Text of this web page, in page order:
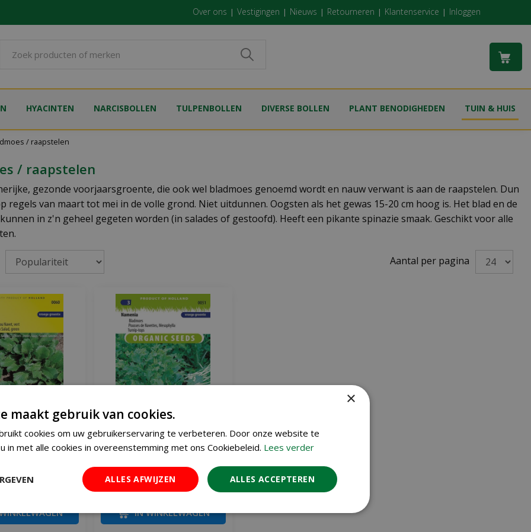
/ raapstelen
Over ons Vestigingen Nieuws Retourneren Klantenservice Inloggen
HYACINTEN NARCISBOLLEN TULPENBOLLEN DIVERSE BOLLEN PLANT BENODIGHEDEN TUIN & HUIS
/ raapstelen
gezonde voorjaarsgroente, die ook wel bladmoes genoemd wordt en nauw verwant is aan de raapstelen. Dun
regels van maart tot mei in de volle grond. Niet uitdunnen. Oogsten als het gewas 15-20 cm hoog is. Het blad en de
in z'n geheel gegeten worden (in salades of gestoofd). Heeft een pikante spinazie smaak. Geschikt voor alle
Aantal per pagina
groene zaden
€
Bladmoes Namenia BIO zaden
€ 2,95 € 2,51
IN WINKELWAGEN
×
maakt gebruik van cookies.
cookies om uw gebruikerservaring te verbeteren. Door onze website te
in met alle cookies in overeenstemming met ons Cookiebeleid. Lees verder
ALLES ACCEPTEREN
ALLES AFWIJZEN